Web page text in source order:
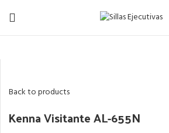
Back to products
Kenna Visitante AL-655N